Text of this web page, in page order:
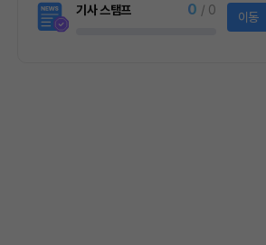
기사 스탬프 0 / 0 이동